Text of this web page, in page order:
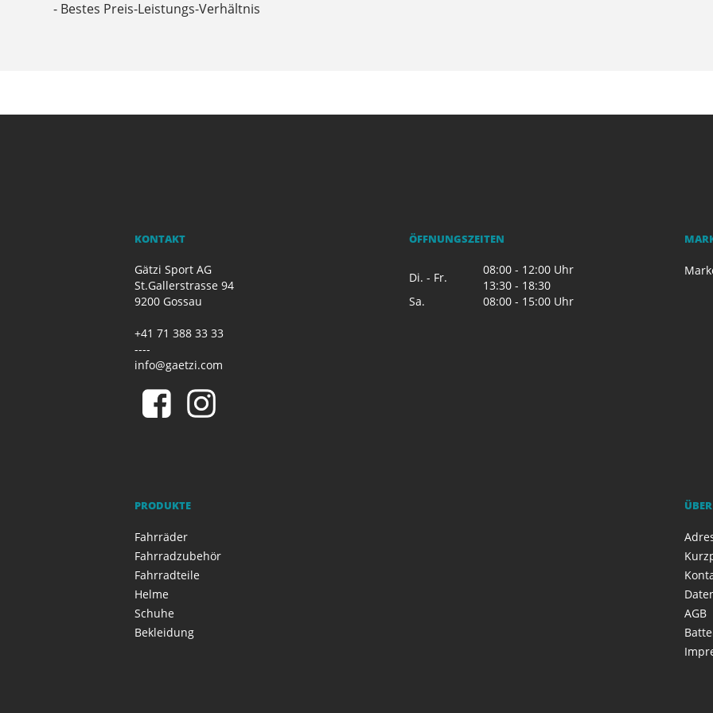
- Bestes Preis-Leistungs-Verhältnis
KONTAKT
Gätzi Sport AG
St.Gallerstrasse 94
9200 Gossau
+41 71 388 33 33
----
info@gaetzi.com
ÖFFNUNGSZEITEN
Di. - Fr.
08:00 - 12:00 Uhr
13:30 - 18:30
Sa.
08:00 - 15:00 Uhr
PRODUKTE
Fahrräder
Fahrradzubehör
Fahrradteile
Helme
Schuhe
Bekleidung
AGB